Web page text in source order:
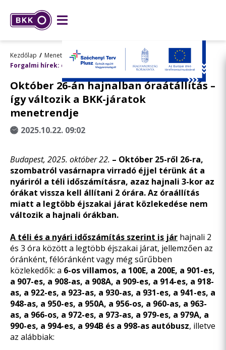
Kezdőlap
Menetrend, utazástervezés
Forgalmi hírek: előre tervezett változások
Október 26-án hajnalban óraátállítás –
így változik a BKK-járatok
menetrendje
2025.10.22. 09:02
Budapest, 2025. október 22. – Október 25-ről 26-ra,
szombatról vasárnapra virradó éjjel térünk át a
nyáriról a téli időszámításra, azaz hajnali 3-kor az
órákat vissza kell állítani 2 órára. Az óraállítás
miatt a legtöbb éjszakai járat közlekedése nem
változik a hajnali órákban.
A téli és a nyári időszámítás szerint is jár hajnali 2
és 3 óra közötta legtöbb éjszakai járat, jellemzően az
óránként, félóránként vagy még sűrűbben
közlekedők: a 6-os villamos, a 100E, a 200E, a 901-es,
a 907-es, a 908-as, a 908A, a 909-es, a 914-es, a 918-
as, a 922-es, a 923-as, a 930-as, a 931-es, a 941-es, a
948-as, a 950-es, a 950A, a 956-os, a 960-as, a 963-
as, a 966-os, a 972-es, a 973-as, a 979-es, a 979A, a
990-es, a 994-es, a 994B és a 998-as autóbusz, illetve
az alábbiak: